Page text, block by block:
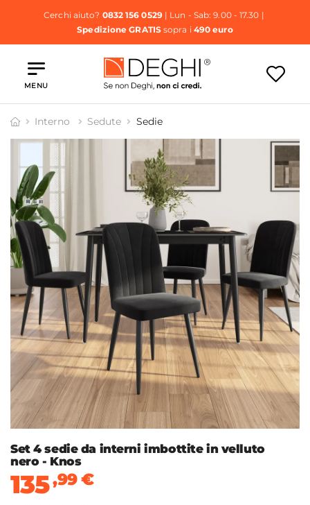
Cerchi aiuto? 0832 156 0529| Lun - Sab: 9.00 - 17.30 |
Spedizione GRATISsopra i 490 euro
MENU
Interno Sedute Sedie
Set 4 sedie da interni imbottite in velluto
nero - Knos
135,99€